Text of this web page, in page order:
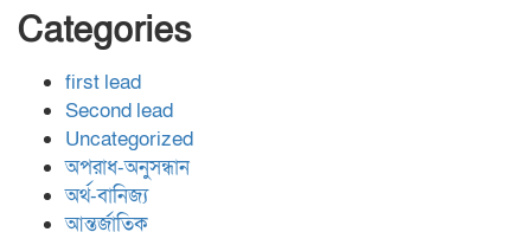
Categories
first lead
Second lead
Uncategorized
অপরাধ-অনুসন্ধান
অর্থ-বানিজ্য
আন্তর্জাতিক